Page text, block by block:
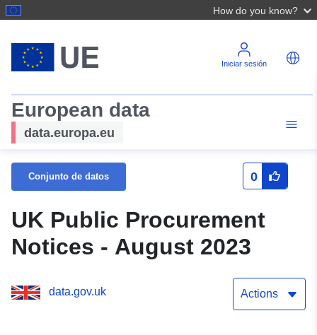
How do you know?
Iniciar sesión
European data
data.europa.eu
Conjunto de datos 0
UK Public Procurement
Notices - August 2023
data.gov.uk Actions